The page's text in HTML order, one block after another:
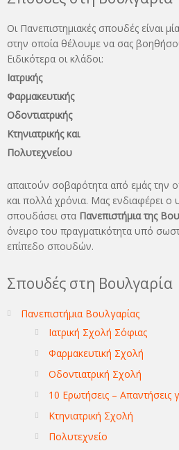
Οι Πανεπιστημιακές σπουδές είναι
στην οποία θέλουμε να σας
Ειδικότερα οι κλάδοι:
Ιατρικής
Φαρμακευτικής
Οδοντιατρικής
Κτηνιατρικής και
Πολυτεχνείου
απαιτούν σοβαρότητα από εμάς την
και πολλά χρόνια. Μας ενδιαφέρει ο
σπουδάσει στα Πανεπιστήμια της
όνειρo του πραγματικότητα υπό
επίπεδο σπουδών.
Σπουδές στη
Πανεπιστήμια Βουλγαρίας
Ιατρική Σχολή Σόφιας
Φαρμακευτική Σχολή
Οδοντιατρική Σχολή
10 Ερωτήσεις –
Κτηνιατρική Σχολή
Πολυτεχνείο